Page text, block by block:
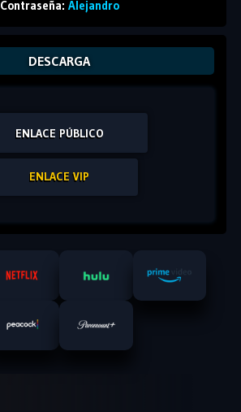
Contraseña: Alejandro
DESCARGA
ENLACE PÚBLICO
ENLACE VIP